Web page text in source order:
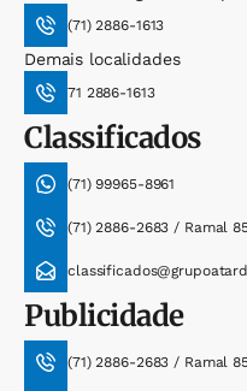
(71) 2886-1613
Demais localidades
71 2886-1613
Classificados
(71) 99965-8961
(71) 2886-2683 / Ramal
Publicidade
(71) 2886-2683 / Ramal